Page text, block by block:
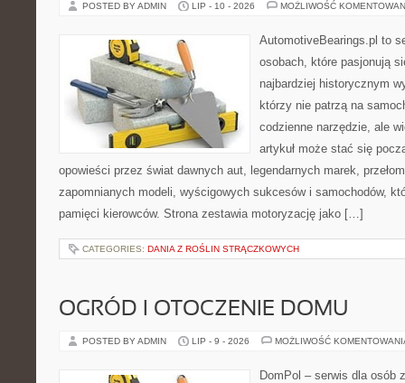
POSTED BY ADMIN LIP - 10 - 2026 MOŻLIWOŚĆ
AutomotiveBearings.pl to
osobach, które pasjonują
najbardziej historycznym
którzy nie patrzą na
codzienne narzędzie, ale
artykuł może stać się
opowieści przez świat dawnych aut, legendarnych marek,
zapomnianych modeli, wyścigowych sukcesów i samochodów,
pamięci kierowców. Strona zestawia motoryzację jako […]
CATEGORIES: DANIA Z ROŚLIN STRĄCZKOWYCH
OGRÓD I OTOCZENIE DOMU
POSTED BY ADMIN LIP - 9 - 2026 MOŻLIWOŚĆ
DomPol – serwis dla osób